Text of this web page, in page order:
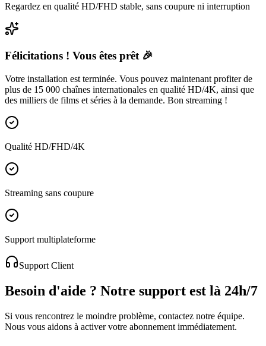
Regardez en qualité HD/FHD stable, sans coupure ni interruption
Félicitations ! Vous êtes prêt 🎉
Votre installation est terminée. Vous pouvez maintenant profiter de
plus de 15 000 chaînes internationales en qualité HD/4K, ainsi que
des milliers de films et séries à la demande. Bon streaming !
Qualité HD/FHD/4K
Streaming sans coupure
Support multiplateforme
Support Client
Besoin d'aide ? Notre support est là 24h/7
Si vous rencontrez le moindre problème, contactez notre équipe.
Nous vous aidons à activer votre abonnement immédiatement.